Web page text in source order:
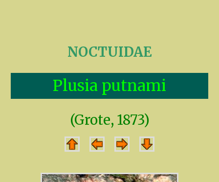
NOCTUIDAE
Plusia putnami
(Grote, 1873)